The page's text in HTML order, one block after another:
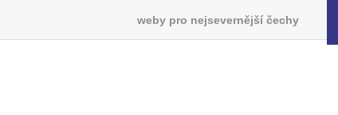
weby pro nejsevernější čechy